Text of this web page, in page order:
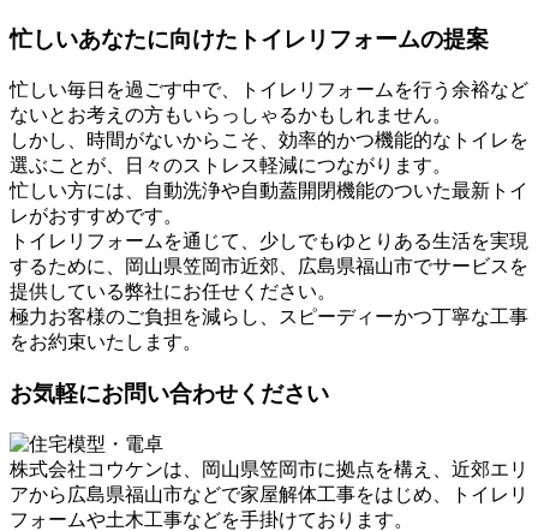
忙しいあなたに向けたトイレリフォームの提案
忙しい毎日を過ごす中で、トイレリフォームを行う余裕など
ないとお考えの方もいらっしゃるかもしれません。
しかし、時間がないからこそ、効率的かつ機能的なトイレを
選ぶことが、日々のストレス軽減につながります。
忙しい方には、自動洗浄や自動蓋開閉機能のついた最新トイ
レがおすすめです。
トイレリフォームを通じて、少しでもゆとりある生活を実現
するために、岡山県笠岡市近郊、広島県福山市でサービスを
提供している弊社にお任せください。
極力お客様のご負担を減らし、スピーディーかつ丁寧な工事
をお約束いたします。
お気軽にお問い合わせください
株式会社コウケンは、岡山県笠岡市に拠点を構え、近郊エリ
アから広島県福山市などで家屋解体工事をはじめ、トイレリ
フォームや土木工事などを手掛けております。